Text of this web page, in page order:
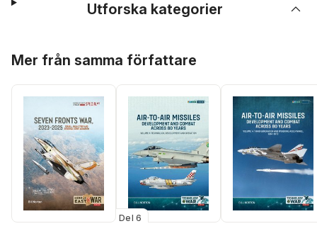
Utforska kategorier
Mer från samma författare
Del 6